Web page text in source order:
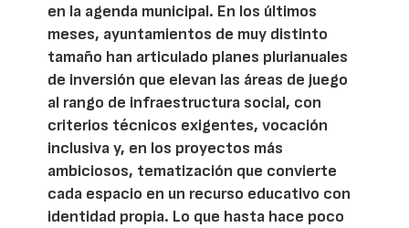
en la agenda municipal. En los últimos
meses, ayuntamientos de muy distinto
tamaño han articulado planes plurianuales
de inversión que elevan las áreas de juego
al rango de infraestructura social, con
criterios técnicos exigentes, vocación
inclusiva y, en los proyectos más
ambiciosos, tematización que convierte
cada espacio en un recurso educativo con
identidad propia. Lo que hasta hace poco